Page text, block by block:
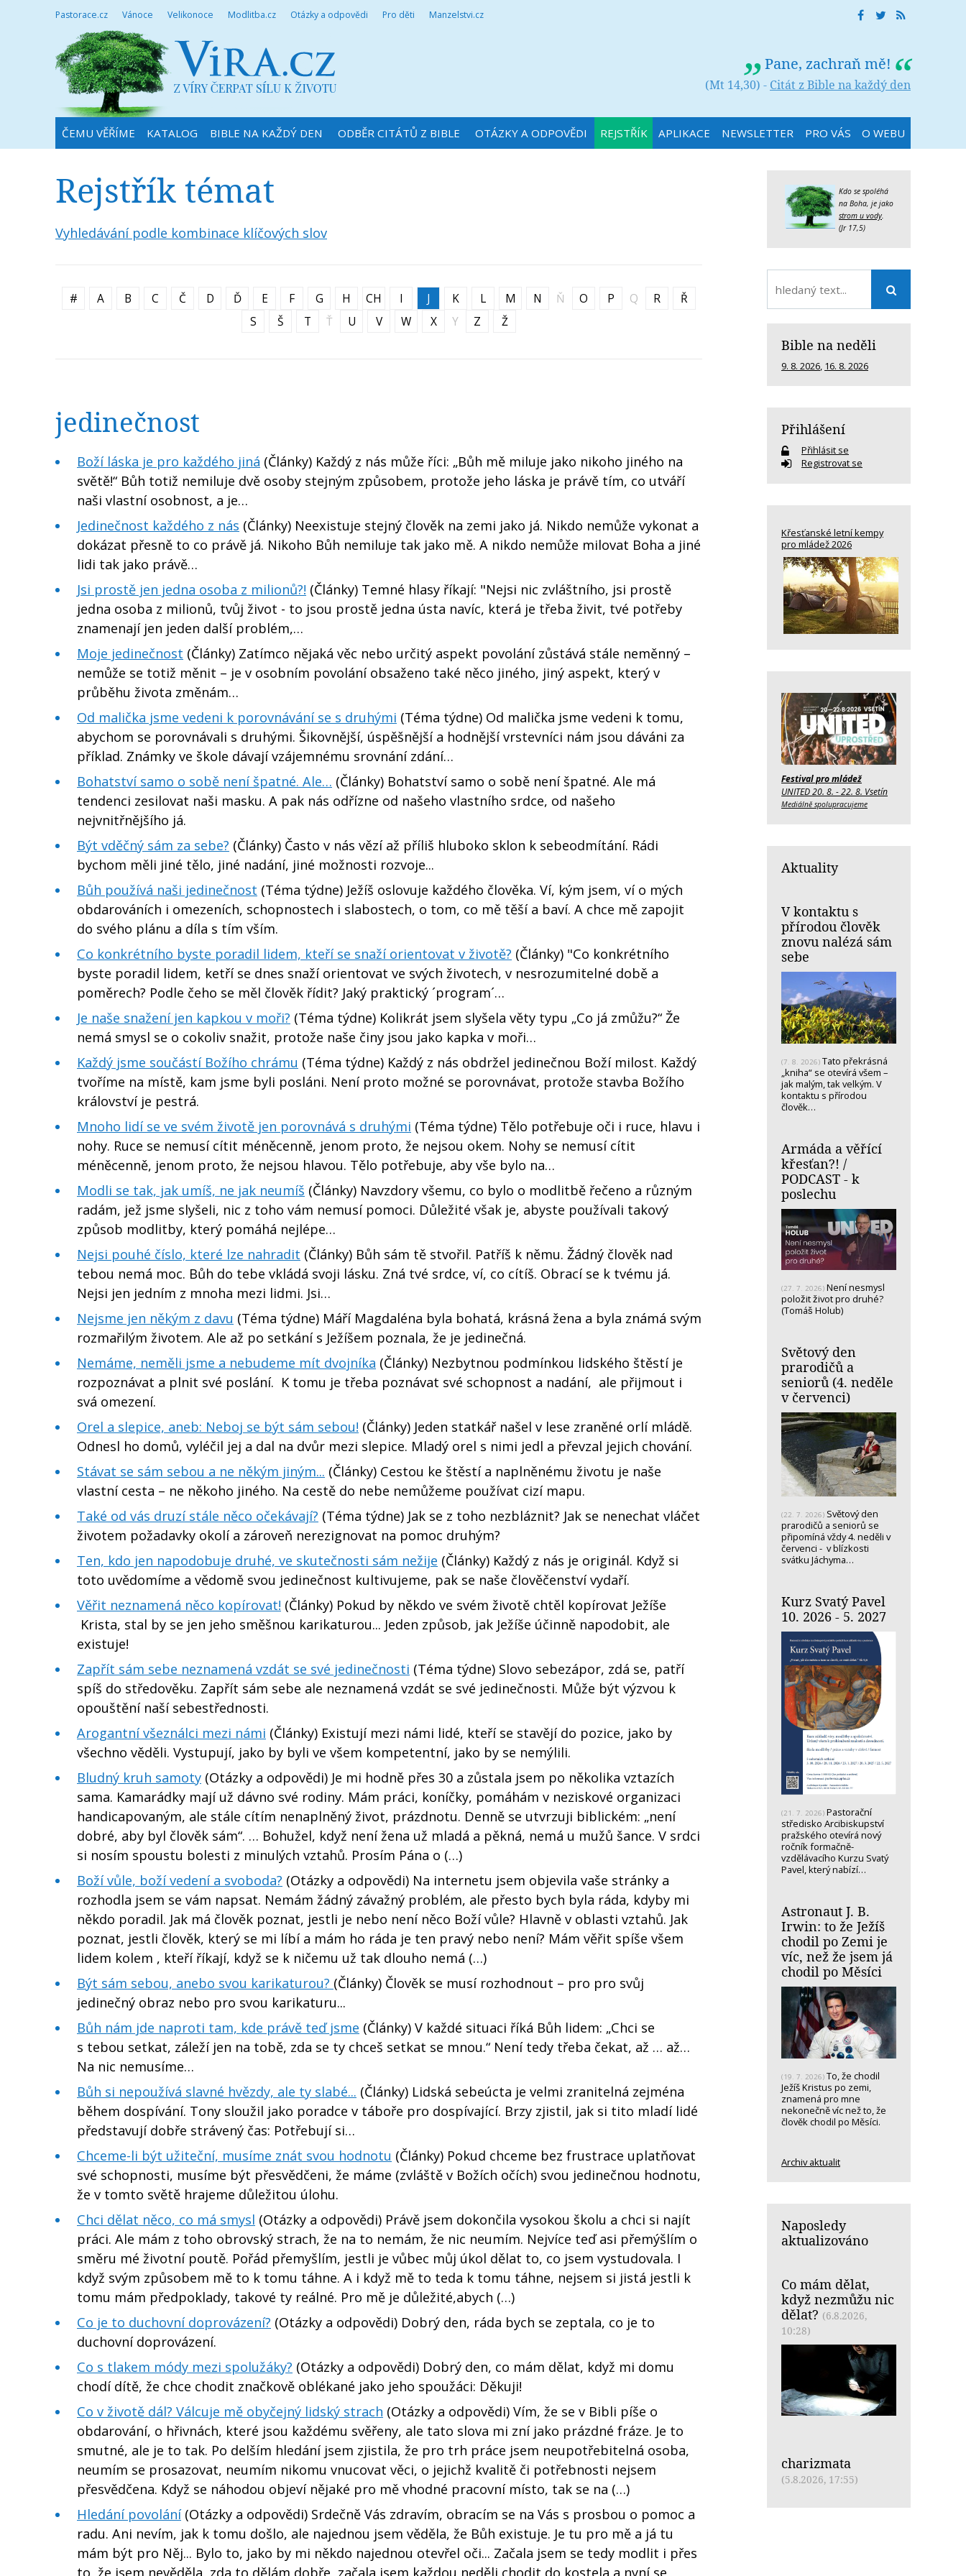
Pastorace.cz Vánoce Velikonoce Modlitba.cz Otázky a odpovědi Pro děti Manzelstvi.cz
Pane, zachraň mě!
(Mt 14,30) - Citát z Bible na každý den
ČEMU VĚŘÍME KATALOG BIBLE NA KAŽDÝ DEN ODBĚR CITÁTŮ Z BIBLE OTÁZKY A ODPOVĚDI REJSTŘÍK APLIKACE NEWSLETTER PRO VÁS O WEBU
Rejstřík témat
Vyhledávání podle kombinace klíčových slov
# A B C Č D Ď E F G H CH I J K L M N Ň O P Q R
Ř
S
Š T Ť U V W X Y Z Ž
jedinečnost
Boží láska je pro každého jiná (Články) Každý z nás může říci: „Bůh mě miluje jako nikoho jiného na
světě!“ Bůh totiž nemiluje dvě osoby stejným způsobem, protože jeho láska je právě tím, co utváří
naši vlastní osobnost, a je…
Jedinečnost každého z nás (Články) Neexistuje stejný člověk na zemi jako já. Nikdo nemůže vykonat a
dokázat přesně to co právě já. Nikoho Bůh nemiluje tak jako mě. A nikdo nemůže milovat Boha a jiné
lidi tak jako právě…
Jsi prostě jen jedna osoba z milionů?! (Články) Temné hlasy říkají: "Nejsi nic zvláštního, jsi prostě
jedna osoba z milionů, tvůj život - to jsou prostě jedna ústa navíc, která je třeba živit, tvé potřeby
znamenají jen jeden další problém,…
Moje jedinečnost (Články) Zatímco nějaká věc nebo určitý aspekt povolání zůstává stále neměnný –
nemůže se totiž měnit – je v osobním povolání obsaženo také něco jiného, jiný aspekt, který v
průběhu života změnám…
Od malička jsme vedeni k porovnávání se s druhými (Téma týdne) Od malička jsme vedeni k tomu,
abychom se porovnávali s druhými. Šikovnější, úspěšnější a hodnější vrstevníci nám jsou dáváni za
příklad. Známky ve škole dávají vzájemnému srovnání zdání…
Bohatství samo o sobě není špatné. Ale… (Články) Bohatství samo o sobě není špatné. Ale má
tendenci zesilovat naši masku. A pak nás odřízne od našeho vlastního srdce, od našeho
nejvnitřnějšího já.
Být vděčný sám za sebe? (Články) Často v nás vězí až příliš hluboko sklon k sebeodmítání. Rádi
bychom měli jiné tělo, jiné nadání, jiné možnosti rozvoje...
Bůh používá naši jedinečnost (Téma týdne) Ježíš oslovuje každého člověka. Ví, kým jsem, ví o mých
obdarováních i omezeních, schopnostech i slabostech, o tom, co mě těší a baví. A chce mě zapojit
do svého plánu a díla s tím vším.
Co konkrétního byste poradil lidem, kteří se snaží orientovat v životě? (Články) "Co konkrétního
byste poradil lidem, ketří se dnes snaží orientovat ve svých životech, v nesrozumitelné době a
poměrech? Podle čeho se měl člověk řídit? Jaký praktický ´program´…
Je naše snažení jen kapkou v moři? (Téma týdne) Kolikrát jsem slyšela věty typu „Co já zmůžu?“ Že
nemá smysl se o cokoliv snažit, protože naše činy jsou jako kapka v moři…
Každý jsme součástí Božího chrámu (Téma týdne) Každý z nás obdržel jedinečnou Boží milost. Každý
tvoříme na místě, kam jsme byli posláni. Není proto možné se porovnávat, protože stavba Božího
království je pestrá.
Mnoho lidí se ve svém životě jen porovnává s druhými (Téma týdne) Tělo potřebuje oči i ruce, hlavu i
nohy. Ruce se nemusí cítit méněcenně, jenom proto, že nejsou okem. Nohy se nemusí cítit
méněcenně, jenom proto, že nejsou hlavou. Tělo potřebuje, aby vše bylo na…
Modli se tak, jak umíš, ne jak neumíš (Články) Navzdory všemu, co bylo o modlitbě řečeno a různým
radám, jež jsme slyšeli, nic z toho vám nemusí pomoci. Důležité však je, abyste používali takový
způsob modlitby, který pomáhá nejlépe…
Nejsi pouhé číslo, které lze nahradit (Články) Bůh sám tě stvořil. Patříš k němu. Žádný člověk nad
tebou nemá moc. Bůh do tebe vkládá svoji lásku. Zná tvé srdce, ví, co cítíš. Obrací se k tvému já.
Nejsi jen jedním z mnoha mezi lidmi. Jsi…
Nejsme jen někým z davu (Téma týdne) Máří Magdaléna byla bohatá, krásná žena a byla známá svým
rozmařilým životem. Ale až po setkání s Ježíšem poznala, že je jedinečná.
Nemáme, neměli jsme a nebudeme mít dvojníka (Články) Nezbytnou podmínkou lidského štěstí je
rozpoznávat a plnit své poslání. K tomu je třeba poznávat své schopnost a nadání, ale přijmout i
svá omezení.
Orel a slepice, aneb: Neboj se být sám sebou! (Články) Jeden statkář našel v lese zraněné orlí mládě.
Odnesl ho domů, vyléčil jej a dal na dvůr mezi slepice. Mladý orel s nimi jedl a převzal jejich chování.
Stávat se sám sebou a ne někým jiným... (Články) Cestou ke štěstí a naplněnému životu je naše
vlastní cesta – ne někoho jiného. Na cestě do nebe nemůžeme používat cizí mapu.
Také od vás druzí stále něco očekávají? (Téma týdne) Jak se z toho nezbláznit? Jak se nenechat vláčet
životem požadavky okolí a zároveň nerezignovat na pomoc druhým?
Ten, kdo jen napodobuje druhé, ve skutečnosti sám nežije (Články) Každý z nás je originál. Když si
toto uvědomíme a vědomě svou jedinečnost kultivujeme, pak se naše člověčenství vydaří.
Věřit neznamená něco kopírovat! (Články) Pokud by někdo ve svém životě chtěl kopírovat Ježíše
Krista, stal by se jen jeho směšnou karikaturou... Jeden způsob, jak Ježíše účinně napodobit, ale
existuje!
Zapřít sám sebe neznamená vzdát se své jedinečnosti (Téma týdne) Slovo sebezápor, zdá se, patří
spíš do středověku. Zapřít sám sebe ale neznamená vzdát se své jedinečnosti. Může být výzvou k
opouštění naší sebestřednosti.
Arogantní všeználci mezi námi (Články) Existují mezi námi lidé, kteří se stavějí do pozice, jako by
všechno věděli. Vystupují, jako by byli ve všem kompetentní, jako by se nemýlili.
Bludný kruh samoty (Otázky a odpovědi) Je mi hodně přes 30 a zůstala jsem po několika vztazích
sama. Kamarádky mají už dávno své rodiny. Mám práci, koníčky, pomáhám v neziskové organizaci
handicapovaným, ale stále cítím nenaplněný život, prázdnotu. Denně se utvrzuji biblickém: „není
dobré, aby byl člověk sám“. … Bohužel, když není žena už mladá a pěkná, nemá u mužů šance. V srdci
si nosím spoustu bolesti z minulých vztahů. Prosím Pána o (…)
Boží vůle, boží vedení a svoboda? (Otázky a odpovědi) Na internetu jsem objevila vaše stránky a
rozhodla jsem se vám napsat. Nemám žádný závažný problém, ale přesto bych byla ráda, kdyby mi
někdo poradil. Jak má člověk poznat, jestli je nebo není něco Boží vůle? Hlavně v oblasti vztahů. Jak
poznat, jestli člověk, který se mi líbí a mám ho ráda je ten pravý nebo není? Mám věřit spíše všem
lidem kolem , kteří říkají, když se k ničemu už tak dlouho nemá (…)
Být sám sebou, anebo svou karikaturou? (Články) Člověk se musí rozhodnout – pro pro svůj
jedinečný obraz nebo pro svou karikaturu...
Bůh nám jde naproti tam, kde právě teď jsme (Články) V každé situaci říká Bůh lidem: „Chci se
s tebou setkat, záleží jen na tobě, zda se ty chceš setkat se mnou.“ Není tedy třeba čekat, až … až…
Na nic nemusíme…
Bůh si nepoužívá slavné hvězdy, ale ty slabé... (Články) Lidská sebeúcta je velmi zranitelná zejména
během dospívání. Tony sloužil jako poradce v táboře pro dospívající. Brzy zjistil, jak si tito mladí lidé
představují dobře strávený čas: Potřebují si…
Chceme-li být užiteční, musíme znát svou hodnotu (Články) Pokud chceme bez frustrace uplatňovat
své schopnosti, musíme být přesvědčeni, že máme (zvláště v Božích očích) svou jedinečnou hodnotu,
že v tomto světě hrajeme důležitou úlohu.
Chci dělat něco, co má smysl (Otázky a odpovědi) Právě jsem dokončila vysokou školu a chci si najít
práci. Ale mám z toho obrovský strach, že na to nemám, že nic neumím. Nejvíce teď asi přemýšlím o
směru mé životní poutě. Pořád přemyšlím, jestli je vůbec můj úkol dělat to, co jsem vystudovala. I
když svým způsobem mě to k tomu táhne. A i když mě to teda k tomu táhne, nejsem si jistá jestli k
tomu mám předpoklady, takové ty reálné. Pro mě je důležité,abych (…)
Co je to duchovní doprovázení? (Otázky a odpovědi) Dobrý den, ráda bych se zeptala, co je to
duchovní doprovázení.
Co s tlakem módy mezi spolužáky? (Otázky a odpovědi) Dobrý den, co mám dělat, když mi domu
chodí dítě, že chce chodit značkově oblékané jako jeho spoužáci: Děkuji!
Co v životě dál? Válcuje mě obyčejný lidský strach (Otázky a odpovědi) Vím, že se v Bibli píše o
obdarování, o hřivnách, které jsou každému svěřeny, ale tato slova mi zní jako prázdné fráze. Je to
smutné, ale je to tak. Po delším hledání jsem zjistila, že pro trh práce jsem neupotřebitelná osoba,
neumím se prosazovat, neumím nikomu vnucovat věci, o jejichž kvalitě či potřebnosti nejsem
přesvědčena. Když se náhodou objeví nějaké pro mě vhodné pracovní místo, tak se na (…)
Hledání povolání(Otázky a odpovědi) Srdečně Vás zdravím, obracím se na Vás s prosbou o pomoc a
radu. Ani nevím, jak k tomu došlo, ale najednou jsem věděla, že Bůh existuje. Je tu pro mě a já tu
mám být pro Něj... Bylo to, jako by mi někdo najednou otevřel oči... Začala jsem se tedy modlit i přes
to, že jsem nevěděla, zda to dělám dobře, začala jsem každou neděli chodit do kostela a nyní se
Kdo se spoléhá
na Boha, je jako
strom u vody.
(Jr 17,5)
Bible na neděli
9. 8. 2026, 16. 8. 2026
Přihlášení
Přihlásit se
Registrovat se
Křesťanské letní kempy
pro mládež 2026
Festival pro mládež
UNITED 20. 8. - 22. 8. Vsetín
Mediálně spolupracujeme
Aktuality
V kontaktu s
přírodou člověk
znovu nalézá sám
sebe
(7. 8. 2026) Tato překrásná
„kniha“ se otevírá všem –
jak malým, tak velkým. V
kontaktu s přírodou
člověk…
Armáda a věřící
křesťan?! /
PODCAST - k
poslechu
(27. 7. 2026) Není nesmysl
položit život pro druhé?
(Tomáš Holub)
Světový den
prarodičů a
seniorů (4. neděle
v červenci)
(22. 7. 2026) Světový den
prarodičů a seniorů se
připomíná vždy 4. neděli v
červenci - v blízkosti
svátku Jáchyma…
Kurz Svatý Pavel
10. 2026 - 5. 2027
(21. 7. 2026) Pastorační
středisko Arcibiskupství
pražského otevírá nový
ročník formačně-
vzdělávacího Kurzu Svatý
Pavel, který nabízí…
Astronaut J. B.
Irwin: to že Ježíš
chodil po Zemi je
víc, než že jsem já
chodil po Měsíci
(19. 7. 2026) To, že chodil
Ježíš Kristus po zemi,
znamená pro mne
nekonečně víc než to, že
člověk chodil po Měsíci.
Archiv aktualit
Naposledy
aktualizováno
Co mám dělat,
když nezmůžu nic
dělat? (6.8.2026,
10:28)
charizmata
(5.8.2026, 17:55)